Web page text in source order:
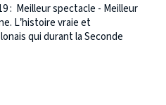
: Meilleur spectacle - Meilleur
L’histoire vraie et
qui durant la Seconde